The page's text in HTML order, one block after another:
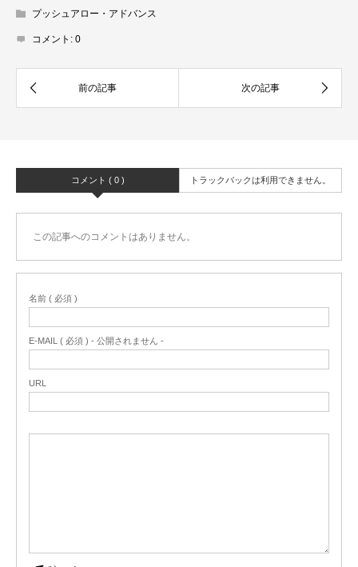
プッシュアロー・アドバンス
コメント: 0
コメント ( 0 ) トラックバックは利用できません。
この記事へのコメントはありません。
名前 ( 必須 )
E-MAIL ( 必須 ) - 公開されません -
URL